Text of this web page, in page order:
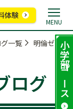
体験
MENU
小学部
コース
一覧
明倫ゼ
ログ